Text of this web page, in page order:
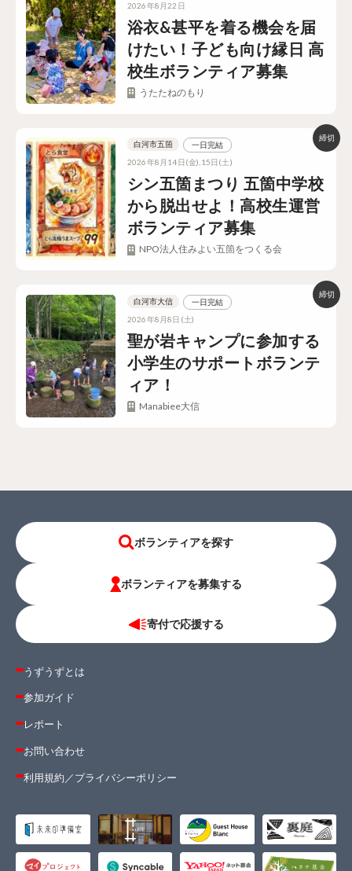
浴衣&甚平を着る機会を届
けたい！子ども向け縁日 高
校生ボランティア募集
2026年8月22日
うたたねのもり
シン五箇まつり 五箇中学校
から脱出せよ！高校生運営
ボランティア募集
白河市五箇
一日完結
2026年8月14日(金),15日(土)
NPO法人住みよい五箇をつくる会
聖が岩キャンプに参加する
小学生のサポートボランテ
ィア！
白河市大信
一日完結
2026年8月8日(土)
Manabiee大信
ボランティアを探す
ボランティアを募集する
寄付で応援する
うずうずとは
参加ガイド
レポート
お問い合わせ
利用規約 ／プライバシーポリシー